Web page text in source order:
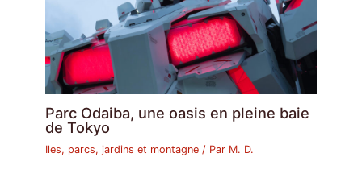
Parc Odaiba, une oasis en pleine baie
de Tokyo
Iles, parcs, jardins et montagne / Par M. D.